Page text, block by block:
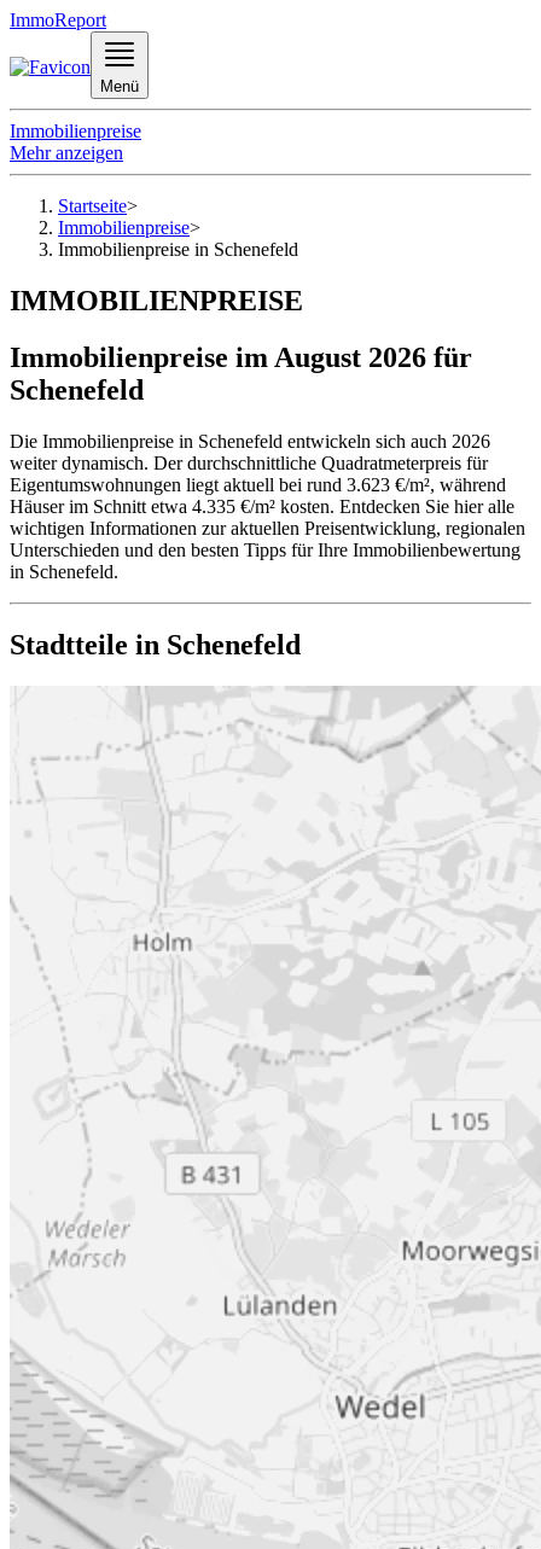
ImmoReport
Menü
Immobilienpreise
Mehr anzeigen
Startseite>
Immobilienpreise>
Immobilienpreise in Schenefeld
IMMOBILIENPREISE
Immobilienpreise im August 2026 für
Schenefeld
Die Immobilienpreise in Schenefeld entwickeln sich auch 2026
weiter dynamisch. Der durchschnittliche Quadratmeterpreis für
Eigentumswohnungen liegt aktuell bei rund 3.623 €/m², während
Häuser im Schnitt etwa 4.335 €/m² kosten. Entdecken Sie hier alle
wichtigen Informationen zur aktuellen Preisentwicklung, regionalen
Unterschieden und den besten Tipps für Ihre Immobilienbewertung
in Schenefeld.
Stadtteile in Schenefeld